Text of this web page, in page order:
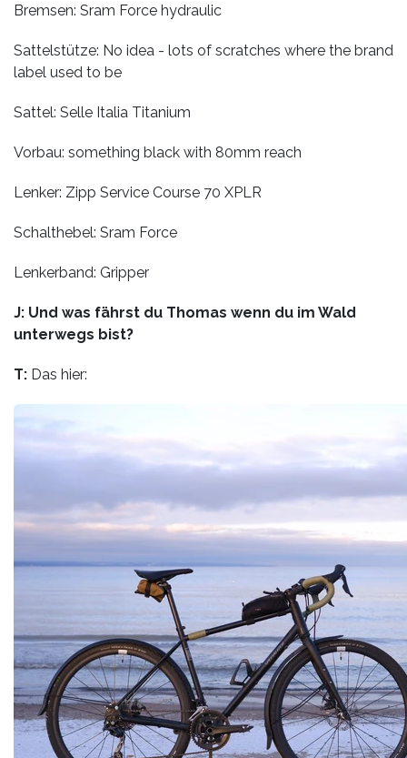
Bremsen: Sram Force hydraulic
Sattelstütze: No idea - lots of scratches where the brand
label used to be
Sattel: Selle Italia Titanium
Vorbau: something black with 80mm reach
Lenker: Zipp Service Course 70 XPLR
Schalthebel: Sram Force
Lenkerband: Gripper
J: Und was fährst du Thomas wenn du im Wald
unterwegs bist?
T: Das hier: